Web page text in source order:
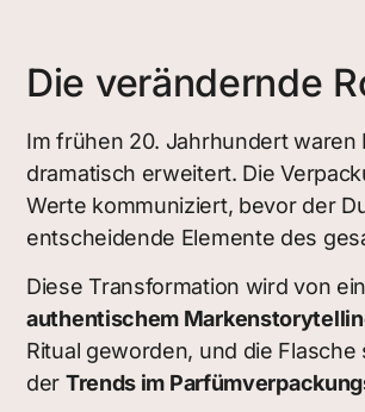
Die verändernde
Im frühen 20. Jahrhundert
dramatisch erweitert. Die
Werte kommuniziert, bevor der
entscheidende Elemente des
Diese Transformation wird von
authentischem
Ritual geworden, und die
der Trends im